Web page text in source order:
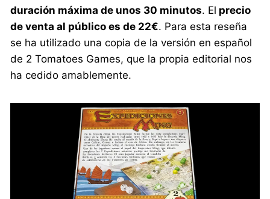
duración máxima de unos 30 minutos. El precio
de venta al público es de 22€. Para esta reseña
se ha utilizado una copia de la versión en español
de 2 Tomatoes Games, que la propia editorial nos
ha cedido amablemente.